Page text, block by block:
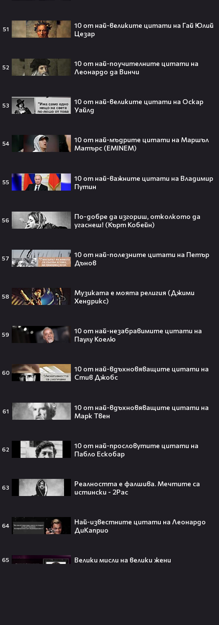
51
10 от най-великите цитати на Гай Юлий
Цезар
52
10 от най-поучителните цитати на
Леонардо да Винчи
53
10 от най-великите цитати на Оскар
Уайлд
54
10 от най-мъдрите цитати на Маршъл
Матърс (EMINEM)
55
10 от най-важните цитати на Владимир
Путин
56
По-добре да изгориш, отколкото да
угаснеш! (Кърт Кобейн)
57
10 от най-полезните цитати на Петър
Дънов
58
Музиката е моята религия (Джими
Хендрикс)
59
10 от най-незабравимите цитати на
Паулу Коелю
60
10 от най-вдъхновяващите цитати на
Стив Джобс
61
10 от най-вдъхновяващите цитати на
Марк Твен
62
10 от най-прословутите цитати на
Пабло Ескобар
63
Реалността е фалшива. Мечтите са
истински - 2Pac
64
Най-известните цитати на Леонардо
ДиКаприо
65 Велики мисли на велики жени
милиарда долара!😯💥
Любов или скандал? Карди Би и
Плати ли FIFA милиони на
интернет🤑💥
„Game of Thrones“ най-накрая
получава PC версията която
Топ 5 игри, които ще ти дадат
усещането за „Одисея“ на
Световното първенство по
футбол заедно с Мадона, Шакира
08:16
Влязохме в друг свят!
театралната сцена👀⚽